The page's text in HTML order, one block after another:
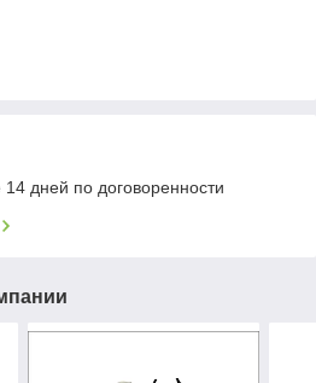
14 дней по договоренности